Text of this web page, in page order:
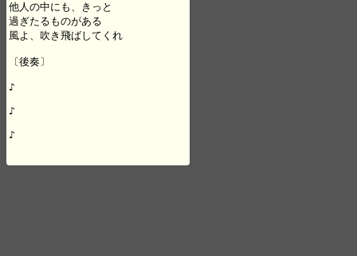
他人の中にも、きっと
過ぎたるものがある
風よ、吹き飛ばしてくれ
〔後奏〕
♪
♪
♪